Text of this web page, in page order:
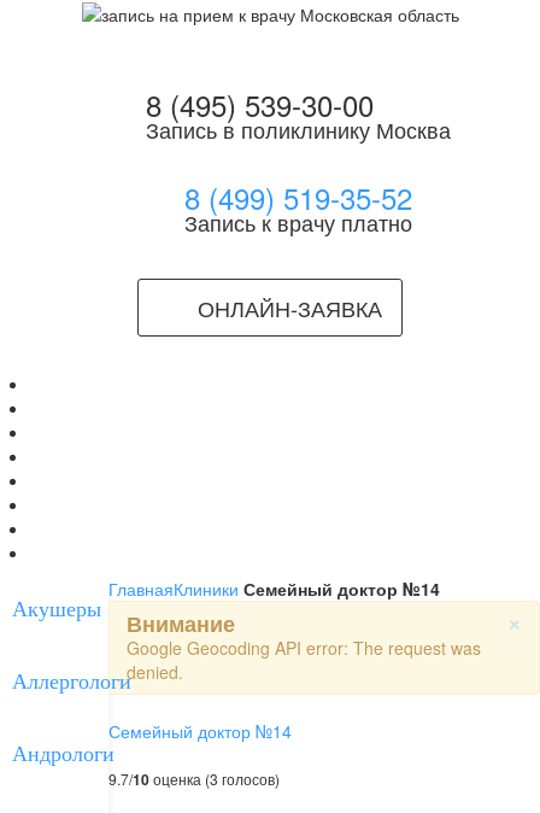
8 (495) 539-30-00
Запись в поликлинику Москва
8 (499) 519-35-52
Запись к врачу платно
ОНЛАЙН-ЗАЯВКА
ГлавнаяКлиники Семейный доктор №14
×
Внимание
Google Geocoding API error: The request was
denied.
Семейный доктор №14
9.7/10оценка (3 голосов)
Акушеры
Аллергологи
Андрологи